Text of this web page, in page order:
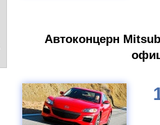
Автоконцерн